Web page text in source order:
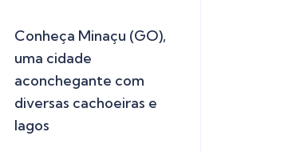
Conheça Minaçu (GO),
uma cidade
aconchegante com
diversas cachoeiras e
lagos